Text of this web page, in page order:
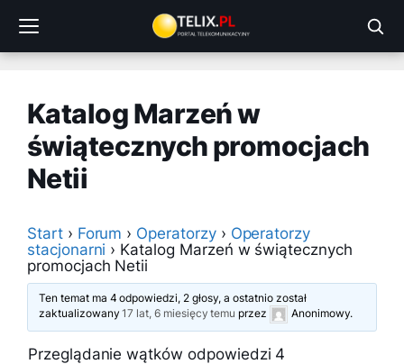
treści
Katalog Marzeń w
świątecznych promocjach
Netii
Start › Forum › Operatorzy › Operatorzy
stacjonarni › Katalog Marzeń w świątecznych
promocjach Netii
Ten temat ma 4 odpowiedzi, 2 głosy, a ostatnio został
zaktualizowany17 lat, 6 miesięcy temu przez Anonimowy.
Przeglądanie wątków odpowiedzi 4